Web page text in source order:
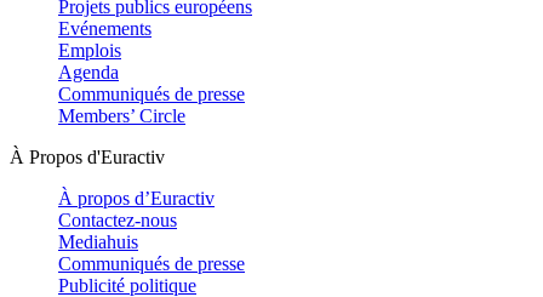
Projets publics européens
Evénements
Emplois
Agenda
Communiqués de presse
Members’ Circle
À Propos d'Euractiv
À propos d’Euractiv
Contactez-nous
Mediahuis
Communiqués de presse
Publicité politique